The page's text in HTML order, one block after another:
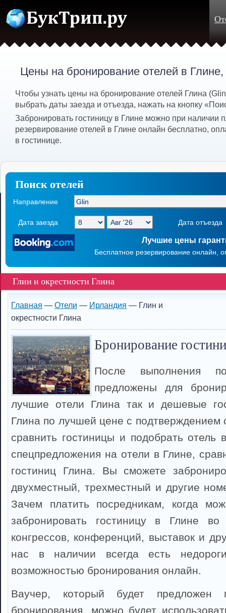
Цены на бронирование отелей в
Чтобы узнать цены на бронирование отелей Глина
выбрать даты заезда и отъезда, нажать на кнопку
Забронировать гостиницу в Глине можно при наличии
резервирование отелей в Глине онлайн бесплатно,
в гостинице.
Поиск отелей
Направление
Дата заезда Дата отъезда
Лучшие цены
Бесплатное резервирование онлайн,
Глин и окрестности Глина
Главная — Отели — Ирландия — Глин и
окрестности Глина
Бронирование
После выполнения
предложены для
лучшие отели Глина так и дешевые
Глина по лучшей цене с
сравнить гостиницы и подобрать отель
спецпредложения на отели в Глине,
гостиниц Глина. Вы сможете
двухместный, трехместный и другие
Зачем платить посредникам, когда
забронировать гостиницу в Глине во
конгрессов, конференций, выставок и
нас в наличии всегда есть
возможностью бронирования онлайн.
Ваучер, который будет предложен
бронирования, можно будет